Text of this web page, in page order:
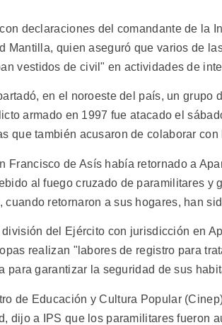
declaraciones del comandante de la
Mantilla, quien aseguró que varios de
vestidos de civil" en actividades de
en el noroeste del país, un grupo
armado en 1997 fue atacado el
que también acusaron de colaborar con
Francisco de Asís había retornado a
al fuego cruzado de paramilitares y
cuando retornaron a sus hogares, han
del Ejército con jurisdicción en
realizan "labores de registro para
para garantizar la seguridad de sus
de Educación y Cultura Popular
dijo a IPS que los paramilitares fueron